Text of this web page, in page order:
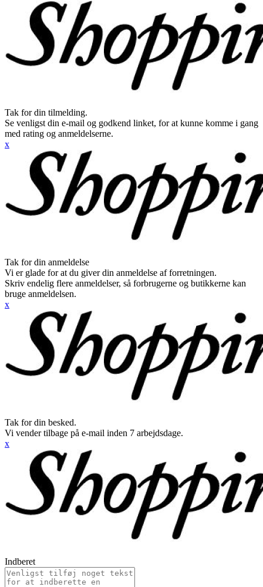
Tak for din tilmelding.
Se venligst din e-mail og godkend linket, for at kunne komme i gang
med rating og anmeldelserne.
x
Tak for din anmeldelse
Vi er glade for at du giver din anmeldelse af forretningen.
Skriv endelig flere anmeldelser, så forbrugerne og butikkerne kan
bruge anmeldelsen.
x
Tak for din besked.
Vi vender tilbage på e-mail inden 7 arbejdsdage.
x
Indberet